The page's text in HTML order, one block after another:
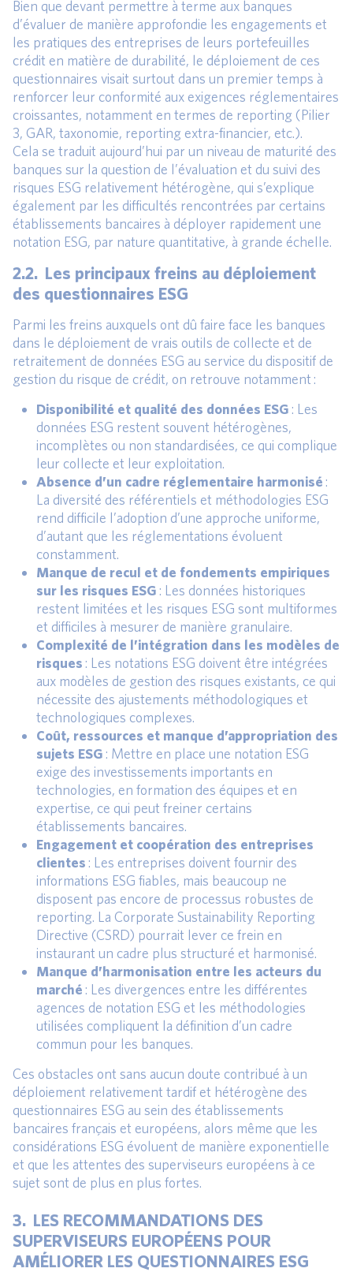
Bien que devant permettre à terme aux banques
d’évaluer de manière approfondie les engagements et
les pratiques des entreprises de leurs portefeuilles
crédit en matière de durabilité, le déploiement de ces
questionnaires visait surtout dans un premier temps à
renforcer leur conformité aux exigences réglementaires
croissantes, notamment en termes de reporting (Pilier
3, GAR, taxonomie, reporting extra-financier, etc.).
Cela se traduit aujourd’hui par un niveau de maturité des
banques sur la question de l’évaluation et du suivi des
risques ESG relativement hétérogène, qui s’explique
également par les difficultés rencontrées par certains
établissements bancaires à déployer rapidement une
notation ESG, par nature quantitative, à grande échelle.
2.2. Les principaux freins au déploiement
des questionnaires ESG
Parmi les freins auxquels ont dû faire face les banques
dans le déploiement de vrais outils de collecte et de
retraitement de données ESG au service du dispositif de
gestion du risque de crédit, on retrouve notamment :
Disponibilité et qualité des données ESG : Les
données ESG restent souvent hétérogènes,
incomplètes ou non standardisées, ce qui complique
leur collecte et leur exploitation.
Absence d’un cadre réglementaire harmonisé :
La diversité des référentiels et méthodologies ESG
rend difficile l’adoption d’une approche uniforme,
d’autant que les réglementations évoluent
constamment.
Manque de recul et de fondements empiriques
sur les risques ESG : Les données historiques
restent limitées et les risques ESG sont multiformes
et difficiles à mesurer de manière granulaire.
Complexité de l’intégration dans les modèles de
risques : Les notations ESG doivent être intégrées
aux modèles de gestion des risques existants, ce qui
nécessite des ajustements méthodologiques et
technologiques complexes.
Coût, ressources et manque d’appropriation des
sujets ESG : Mettre en place une notation ESG
exige des investissements importants en
technologies, en formation des équipes et en
expertise, ce qui peut freiner certains
établissements bancaires.
Engagement et coopération des entreprises
clientes : Les entreprises doivent fournir des
informations ESG fiables, mais beaucoup ne
disposent pas encore de processus robustes de
reporting. La Corporate Sustainability Reporting
Directive (CSRD) pourrait lever ce frein en
instaurant un cadre plus structuré et harmonisé.
Manque d’harmonisation entre les acteurs du
marché : Les divergences entre les différentes
agences de notation ESG et les méthodologies
utilisées compliquent la définition d’un cadre
commun pour les banques.
Ces obstacles ont sans aucun doute contribué à un
déploiement relativement tardif et hétérogène des
questionnaires ESG au sein des établissements
bancaires français et européens, alors même que les
considérations ESG évoluent de manière exponentielle
et que les attentes des superviseurs européens à ce
sujet sont de plus en plus fortes.
3. LES RECOMMANDATIONS DES
SUPERVISEURS EUROPÉENS POUR
AMÉLIORER LES QUESTIONNAIRES ESG